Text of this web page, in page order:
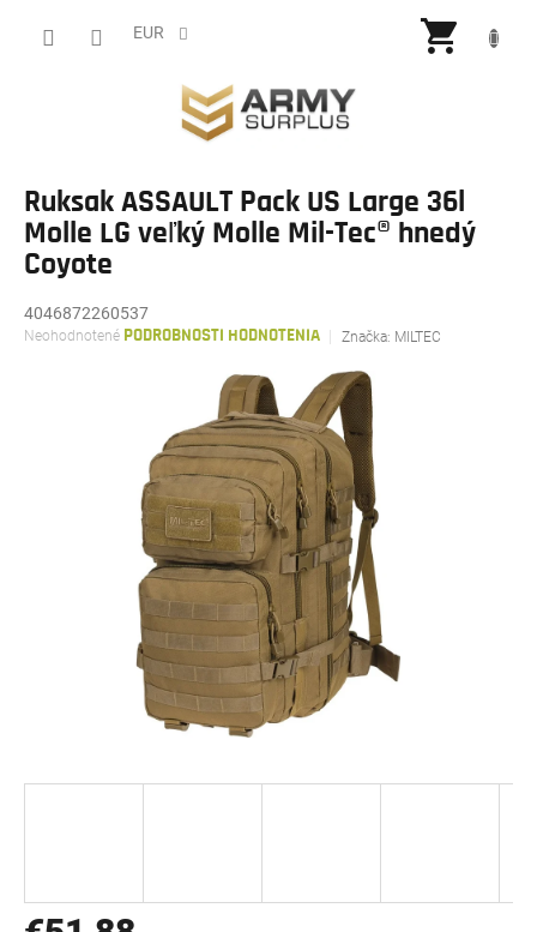
EUR
Ruksak ASSAULT Pack US Large 36l
Molle LG veľký Molle Mil-Tec® hnedý
Coyote
4046872260537
Priemerné
Neohodnotené PODROBNOSTI HODNOTENIA Značka: MILTEC